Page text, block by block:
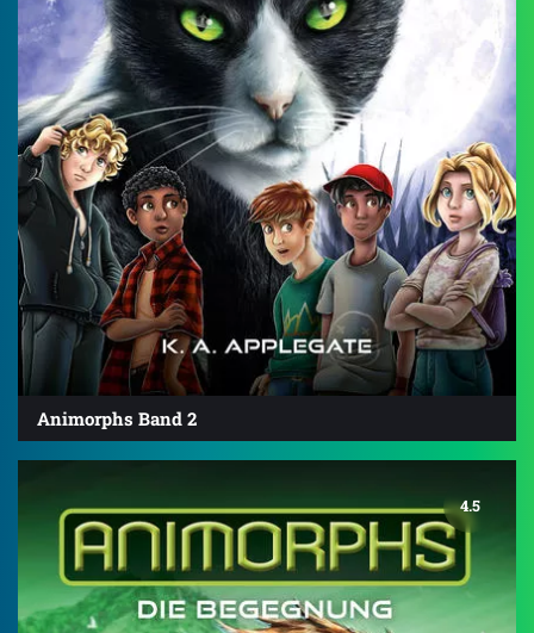
Animorphs Band 2
4.5